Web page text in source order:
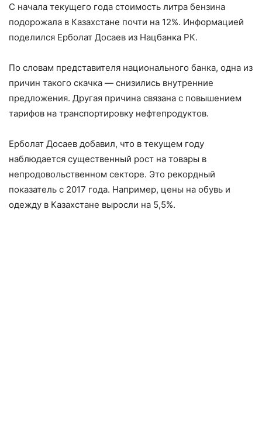
С начала текущего года стоимость литра бензина
подорожала в Казахстане почти на 12%. Информацией
поделился Ерболат Досаев из Нацбанка РК.
По словам представителя национального банка, одна из
причин такого скачка — снизились внутренние
предложения. Другая причина связана с повышением
тарифов на транспортировку нефтепродуктов.
Ерболат Досаев добавил, что в текущем году
наблюдается существенный рост на товары в
непродовольственном секторе. Это рекордный
показатель с 2017 года. Например, цены на обувь и
одежду в Казахстане выросли на 5,5%.